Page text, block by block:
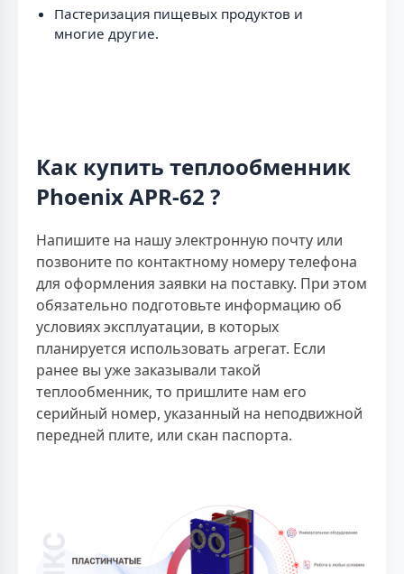
Пастеризация пищевых продуктов и
многие другие.
Как купить теплообменник
Phoenix APR-62 ?
Напишите на нашу электронную почту или
позвоните по контактному номеру телефона
для оформления заявки на поставку. При этом
обязательно подготовьте информацию об
условиях эксплуатации, в которых
планируется использовать агрегат. Если
ранее вы уже заказывали такой
теплообменник, то пришлите нам его
серийный номер, указанный на неподвижной
передней плите, или скан паспорта.